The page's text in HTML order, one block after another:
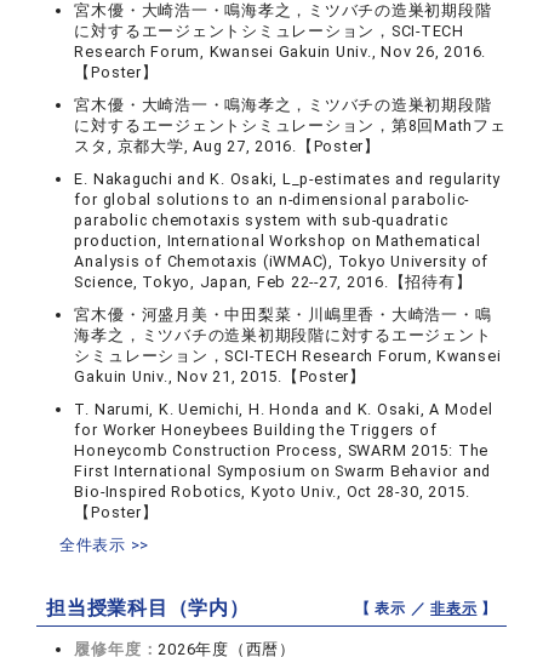
宮木優・大崎浩一・鳴海孝之，ミツバチの造巣初期段階
に対するエージェントシミュレーション，SCI-TECH
Research Forum, Kwansei Gakuin Univ., Nov 26, 2016.
【Poster】
宮木優・大崎浩一・鳴海孝之，ミツバチの造巣初期段階
に対するエージェントシミュレーション，第8回Mathフェ
スタ, 京都大学, Aug 27, 2016.【Poster】
E. Nakaguchi and K. Osaki, L_p-estimates and regularity
for global solutions to an n-dimensional parabolic-
parabolic chemotaxis system with sub-quadratic
production, International Workshop on Mathematical
Analysis of Chemotaxis (iWMAC), Tokyo University of
Science, Tokyo, Japan, Feb 22--27, 2016.【招待有】
宮木優・河盛月美・中田梨菜・川嶋里香・大崎浩一・鳴
海孝之，ミツバチの造巣初期段階に対するエージェント
シミュレーション，SCI-TECH Research Forum, Kwansei
Gakuin Univ., Nov 21, 2015.【Poster】
T. Narumi, K. Uemichi, H. Honda and K. Osaki, A Model
for Worker Honeybees Building the Triggers of
Honeycomb Construction Process, SWARM 2015: The
First International Symposium on Swarm Behavior and
Bio-Inspired Robotics, Kyoto Univ., Oct 28-30, 2015.
【Poster】
全件表示 >>
担当授業科目（学内） 【 表示 ／非表示 】
履修年度：2026年度（西暦）